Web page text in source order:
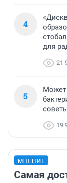
4
для
21
5
Может
19
МНЕНИЕ
Самая